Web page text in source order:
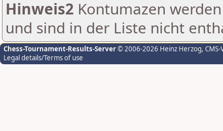
Hinweis2 Kontumazen
und sind in der Liste nicht
Chess-Tournament-Results-Server© 2006-2026 Heinz Herzog,
Legal details/Terms of use